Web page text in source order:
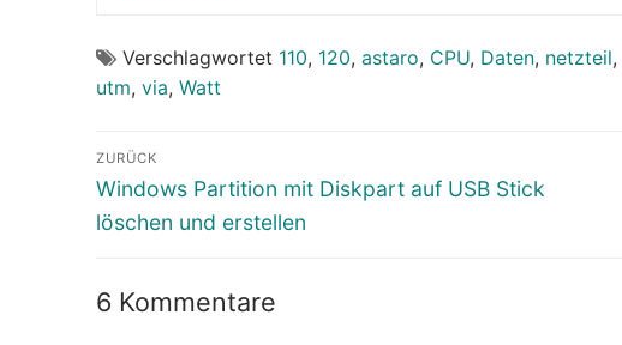
Verschlagwortet 110, 120, astaro, CPU, Daten, netzteil,
utm, via, Watt
Beitragsnavigation
ZURÜCK
Vorheriger
Beitrag:
Windows Partition mit Diskpart auf USB Stick
löschen und erstellen
6 Kommentare